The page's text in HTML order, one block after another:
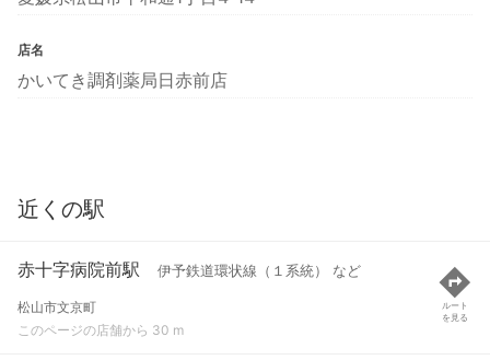
店名
かいてき調剤薬局日赤前店
近くの駅
赤十字病院前駅 伊予鉄道環状線（１系統） など
松山市文京町
このページの店舗から 30 m
ルート
を見る